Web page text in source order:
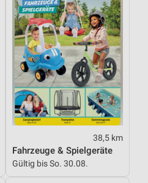
38,5 km
Fahrzeuge & Spielgeräte
Gültig bis So. 30.08.